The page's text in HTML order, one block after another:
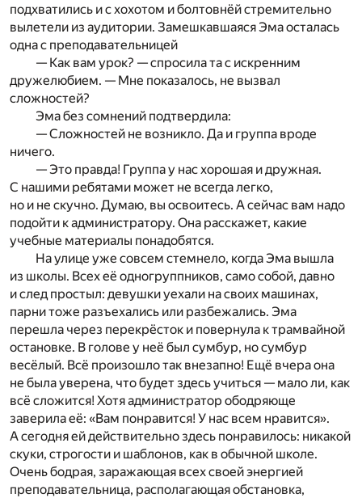
подхватились и с хохотом и болтовнёй стремительно
вылетели из аудитории. Замешкавшаяся Эма осталась
одна с преподавательницей
— Как вам урок? — спросила та с искренним
дружелюбием. — Мне показалось, не вызвал
сложностей?
Эма без сомнений подтвердила:
— Сложностей не возникло. Да и группа вроде
ничего.
— Это правда! Группа у нас хорошая и дружная.
С нашими ребятами может не всегда легко,
но и не скучно. Думаю, вы освоитесь. А сейчас вам надо
подойти к администратору. Она расскажет, какие
учебные материалы понадобятся.
На улице уже совсем стемнело, когда Эма вышла
из школы. Всех её одногруппников, само собой, давно
и след простыл: девушки уехали на своих машинах,
парни тоже разъехались или разбежались. Эма
перешла через перекрёсток и повернула к трамвайной
остановке. В голове у неё был сумбур, но сумбур
весёлый. Всё произошло так внезапно! Ещё вчера она
не была уверена, что будет здесь учиться — мало ли, как
всё сложится! Хотя администратор ободряюще
заверила её: «Вам понравится! У нас всем нравится».
А сегодня ей действительно здесь понравилось: никакой
скуки, строгости и шаблонов, как в обычной школе.
Очень бодрая, заражающая всех своей энергией
преподавательница, располагающая обстановка,